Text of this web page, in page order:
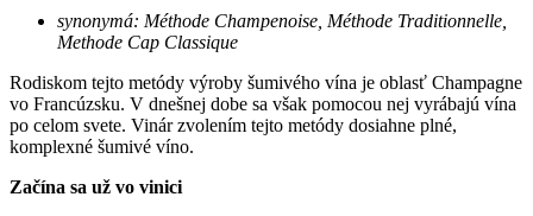
synonymá: Méthode Champenoise, Méthode Traditionnelle,
Methode Cap Classique
Rodiskom tejto metódy výroby šumivého vína je oblasť Champagne
vo Francúzsku. V dnešnej dobe sa však pomocou nej vyrábajú vína
po celom svete. Vinár zvolením tejto metódy dosiahne plné,
komplexné šumivé víno.
Začína sa už vo vinici